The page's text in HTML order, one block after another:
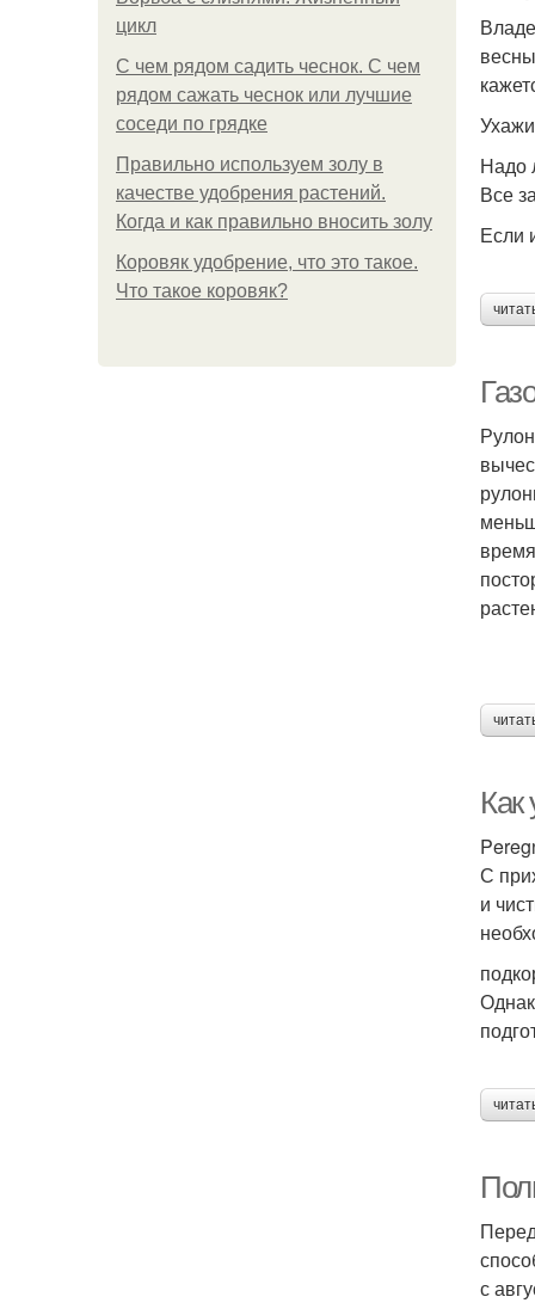
цикл
С чем рядом садить чеснок. С чем
рядом сажать чеснок или лучшие
соседи по грядке
Правильно используем золу в
качестве удобрения растений.
Когда и как правильно вносить золу
Коровяк удобрение, что это такое.
Что такое коровяк?
Надо
Все
Если
Как
С
и
с